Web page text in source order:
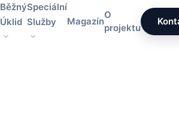
Běžný
Úklid
Speciální
Služby
Magazín
O
projektu